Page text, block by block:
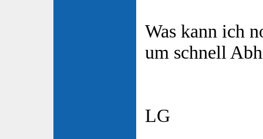
Was kann ich
um schnell
LG